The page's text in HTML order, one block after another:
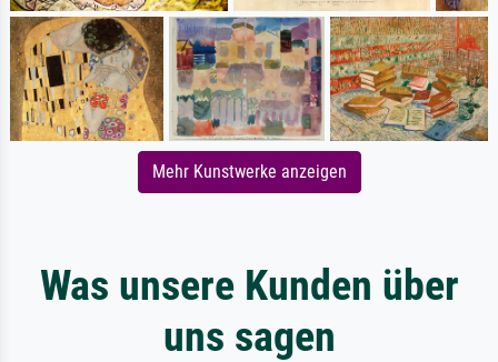
Mehr Kunstwerke anzeigen
Was unsere Kunden über
uns sagen